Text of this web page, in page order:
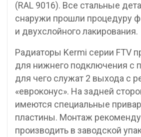
(RAL 9016). Все стальные
снаружи прошли процедуру
и двухслойного лакирования.
Радиаторы Kermi серии FTV
для нижнего подключения с
для чего служат 2 выхода с
«евроконус». На задней
имеются специальные
пластины. Монтаж
производить в заводской